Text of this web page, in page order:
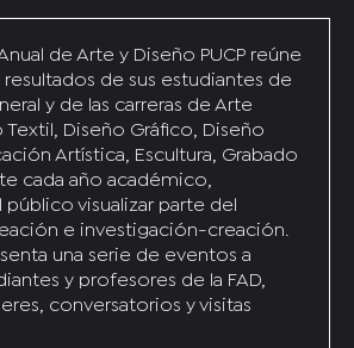
de Arte y Diseño PUCP reúne
resultados de sus estudiantes de
y de las carreras de Arte
Textil, Diseño Gráfico, Diseño
Artística, Escultura, Grabado
cada año académico,
visualizar parte del
e investigación-creación.
una serie de eventos a
y profesores de la FAD,
conversatorios y visitas